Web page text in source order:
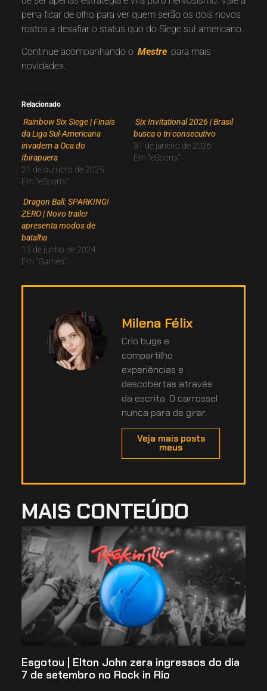
pena ficar de olho para ver quem serão os dois novos
rostos a desafiar o status quo do Siege sul-americano.
Continue acompanhando o Mestre para mais
novidades.
Relacionado
Rainbow Six Siege | Finais
da Liga Sul-Americana
invadem a Oca do
Ibirapuera
21 de outubro de 2025
Em "eSports"
Six Invitational 2026 | Brasil
busca o tri consecutivo
31 de janeiro de 2026
Em "eSports"
Dragon Ball: SPARKING!
ZERO | Novo trailer
apresenta modos de
batalha
13 de junho de 2024
Em "Games"
Milena Félix
Crio bugs e
compartilho
experiências e
descobertas através
da escrita. O carrossel
nunca para de girar.
Veja mais posts
meus
MAIS CONTEÚDO
Esgotou | Elton John zera ingressos do dia
7 de setembro no Rock in Rio